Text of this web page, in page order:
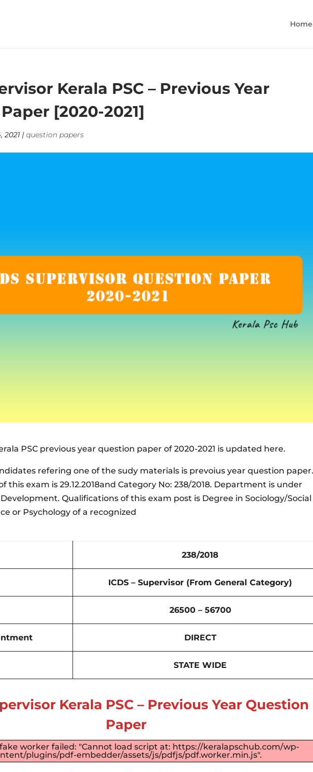
Home
Kerala PSC – Previous Year
[2020-2021]
2021 |question papers
PSC previous year question paper of 2020-2021 is updated here.
refering one of the sudy materials is prevoius year question paper.
this exam is 29.12.2018and Category No: 238/2018. Department is under
Qualifications of this exam post is Degree in Sociology/Social
or Psychology of a recognized
238/2018
ICDS – Supervisor (From General Category)
26500 – 56700
DIRECT
STATE WIDE
Kerala PSC – Previous Year Question
Paper
worker failed: "Cannot load script at: https://keralapschub.com/wp-
plugins/pdf-embedder/assets/js/pdfjs/pdf.worker.min.js".